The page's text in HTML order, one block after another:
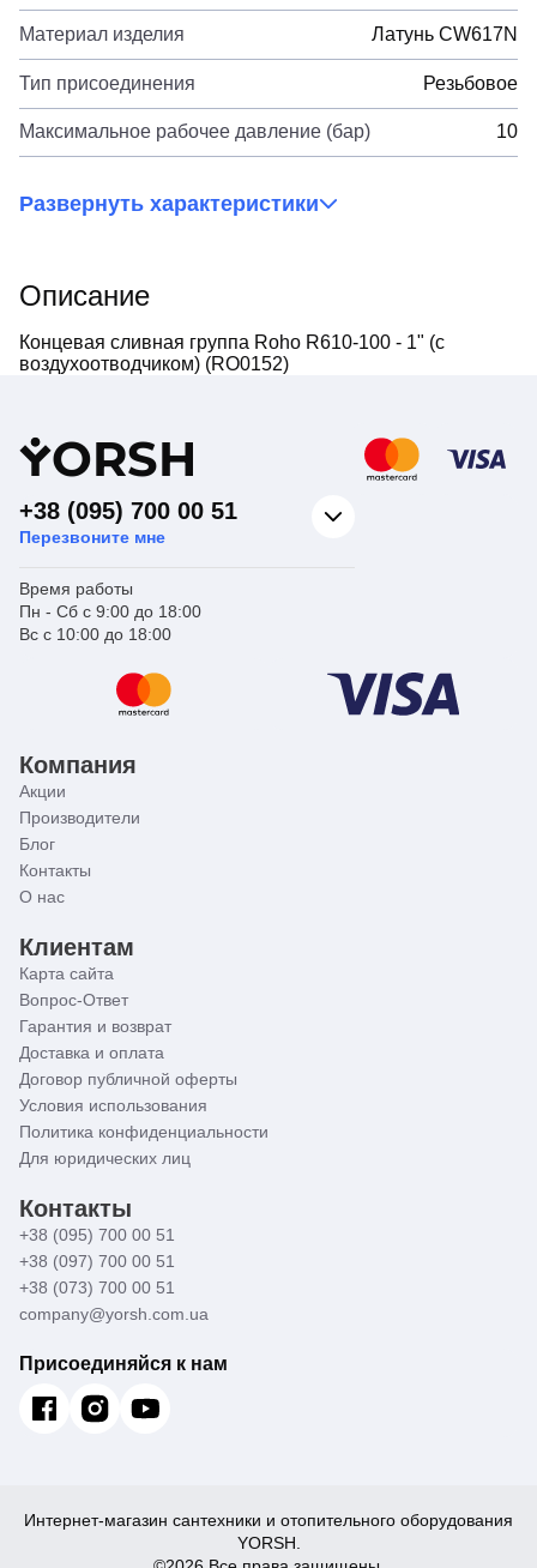
Материал изделия Латунь CW617N
Тип присоединения Резьбовое
Максимальное рабочее давление (бар) 10
Развернуть характеристики
Описание
Концевая сливная группа Roho R610-100 - 1" (с
воздухоотводчиком) (RO0152)
YORSH
+38 (095) 700 00 51
Перезвоните мне
Время работы
Пн - Сб с 9:00 до 18:00
Вс с 10:00 до 18:00
Компания
Акции
Производители
Блог
Контакты
О нас
Клиентам
Карта сайта
Вопрос-Ответ
Гарантия и возврат
Доставка и оплата
Договор публичной оферты
Условия использования
Политика конфиденциальности
Для юридических лиц
Контакты
+38 (095) 700 00 51
+38 (097) 700 00 51
+38 (073) 700 00 51
company@yorsh.com.ua
Присоединяйся к нам
Интернет-магазин сантехники и отопительного оборудования
YORSH.